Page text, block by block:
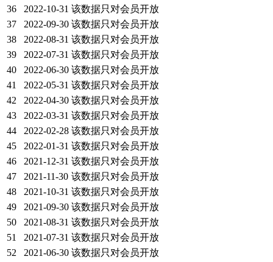
36
2022-10-31 该数据只对会员开放
37
2022-09-30 该数据只对会员开放
38
2022-08-31 该数据只对会员开放
39
2022-07-31 该数据只对会员开放
40
2022-06-30 该数据只对会员开放
41
2022-05-31 该数据只对会员开放
42
2022-04-30 该数据只对会员开放
43
2022-03-31 该数据只对会员开放
44
2022-02-28 该数据只对会员开放
45
2022-01-31 该数据只对会员开放
46
2021-12-31 该数据只对会员开放
47
2021-11-30 该数据只对会员开放
48
2021-10-31 该数据只对会员开放
49
2021-09-30 该数据只对会员开放
50
2021-08-31 该数据只对会员开放
51
2021-07-31 该数据只对会员开放
52
2021-06-30 该数据只对会员开放